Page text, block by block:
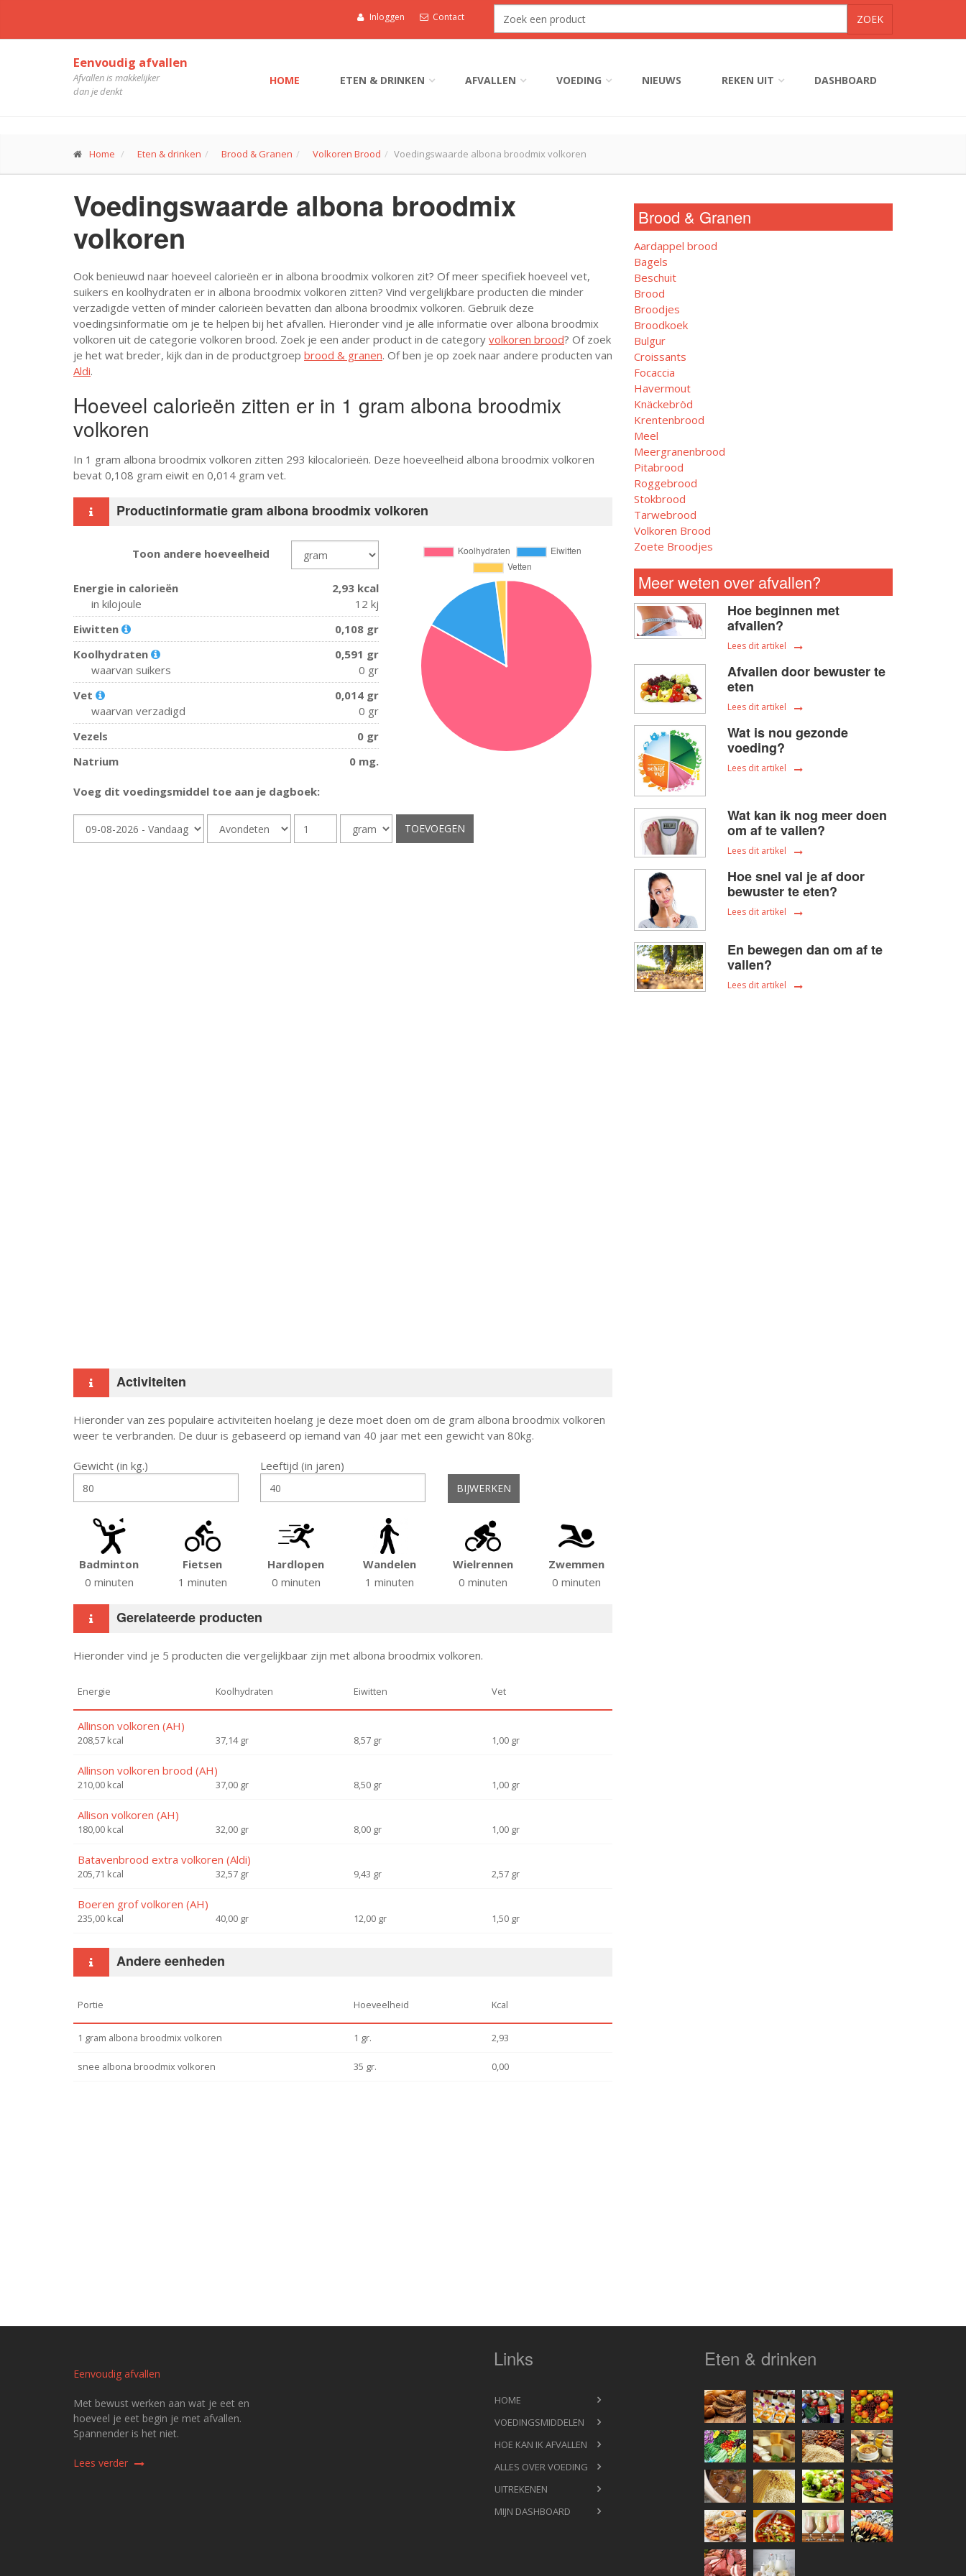
Inloggen Contact
Eenvoudig afvallen
Afvallen is makkelijker
dan je denkt
HOME ETEN & DRINKEN AFVALLEN VOEDING NIEUWS REKEN UIT DASHBOARD
Home Eten & drinken Brood & Granen Volkoren Brood Voedingswaarde albona broodmix volkoren
Voedingswaarde albona broodmix
volkoren
Ook benieuwd naar hoeveel calorieën er in albona broodmix volkoren zit? Of meer specifiek hoeveel vet,
suikers en koolhydraten er in albona broodmix volkoren zitten? Vind vergelijkbare producten die minder
verzadigde vetten of minder calorieën bevatten dan albona broodmix volkoren. Gebruik deze
voedingsinformatie om je te helpen bij het afvallen. Hieronder vind je alle informatie over albona broodmix
volkoren uit de categorie volkoren brood. Zoek je een ander product in de category volkoren brood? Of zoek
je het wat breder, kijk dan in de productgroep brood & granen. Of ben je op zoek naar andere producten van
Aldi.
Hoeveel calorieën zitten er in 1 gram albona broodmix
volkoren
In 1 gram albona broodmix volkoren zitten 293 kilocalorieën. Deze hoeveelheid albona broodmix volkoren
bevat 0,108 gram eiwit en 0,014 gram vet.
Productinformatie gram albona broodmix volkoren
Toon andere hoeveelheid
Energie in calorieën
2,93 kcal
in kilojoule
12 kj
Eiwitten
0,108 gr
Koolhydraten
0,591 gr
waarvan suikers
0 gr
Vet
0,014 gr
waarvan verzadigd
0 gr
Vezels
0 gr
Natrium
0 mg.
Voeg dit voedingsmiddel toe aan je dagboek:
Dagdeel TOEVOEGEN
Activiteiten
Hieronder van zes populaire activiteiten hoelang je deze moet doen om de gram albona broodmix volkoren
weer te verbranden. De duur is gebaseerd op iemand van 40 jaar met een gewicht van 80kg.
Gewicht (in kg.) Leeftijd (in jaren)
Badminton
0 minuten
Fietsen
1 minuten
Hardlopen
0 minuten
Wandelen
1 minuten
Wielrennen
0 minuten
Zwemmen
0 minuten
Gerelateerde producten
Hieronder vind je 5 producten die vergelijkbaar zijn met albona broodmix volkoren.
Energie Koolhydraten Eiwitten Vet
Allinson volkoren (AH)
208,57 kcal 37,14 gr 8,57 gr 1,00 gr
Allinson volkoren brood (AH)
210,00 kcal 37,00 gr 8,50 gr 1,00 gr
Allison volkoren (AH)
180,00 kcal 32,00 gr 8,00 gr 1,00 gr
Batavenbrood extra volkoren (Aldi)
205,71 kcal 32,57 gr 9,43 gr 2,57 gr
Boeren grof volkoren (AH)
235,00 kcal 40,00 gr 12,00 gr 1,50 gr
Andere eenheden
Portie Hoeveelheid Kcal
1 gram albona broodmix volkoren 1 gr. 2,93
snee albona broodmix volkoren 35 gr. 0,00
Brood & Granen
Aardappel brood
Bagels
Beschuit
Brood
Broodjes
Broodkoek
Bulgur
Croissants
Focaccia
Havermout
Knäckebröd
Krentenbrood
Meel
Meergranenbrood
Pitabrood
Roggebrood
Stokbrood
Tarwebrood
Volkoren Brood
Zoete Broodjes
Meer weten over afvallen?
Hoe beginnen met
afvallen?
Lees dit artikel
Afvallen door bewuster te
eten
Lees dit artikel
Wat is nou gezonde
voeding?
Lees dit artikel
Wat kan ik nog meer doen
om af te vallen?
Lees dit artikel
Hoe snel val je af door
bewuster te eten?
Lees dit artikel
En bewegen dan om af te
vallen?
Lees dit artikel
Eenvoudig afvallen
Met bewust werken aan wat je eet en
hoeveel je eet begin je met afvallen.
Spannender is het niet.
Lees verder
Links
HOME
VOEDINGSMIDDELEN
HOE KAN IK AFVALLEN
ALLES OVER VOEDING
UITREKENEN
MIJN DASHBOARD
Eten & drinken